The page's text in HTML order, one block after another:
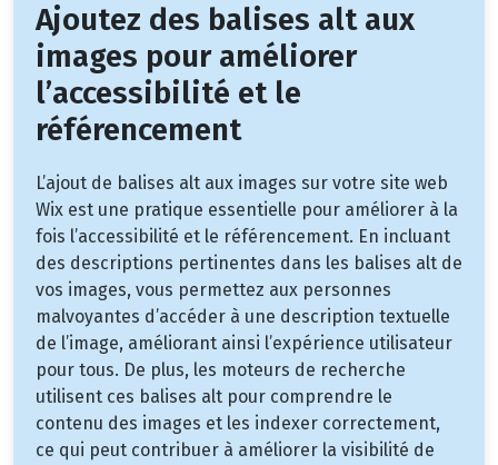
Ajoutez des balises alt aux
images pour améliorer
l’accessibilité et le
référencement
L’ajout de balises alt aux images sur votre site web
Wix est une pratique essentielle pour améliorer à la
fois l’accessibilité et le référencement. En incluant
des descriptions pertinentes dans les balises alt de
vos images, vous permettez aux personnes
malvoyantes d’accéder à une description textuelle
de l’image, améliorant ainsi l’expérience utilisateur
pour tous. De plus, les moteurs de recherche
utilisent ces balises alt pour comprendre le
contenu des images et les indexer correctement,
ce qui peut contribuer à améliorer la visibilité de